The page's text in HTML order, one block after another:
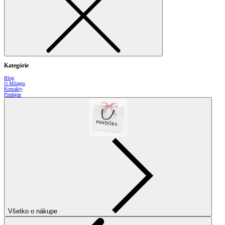
Kategórie
Blog
O Milagro
Kontakty
Predajne
Všetko o nákupe